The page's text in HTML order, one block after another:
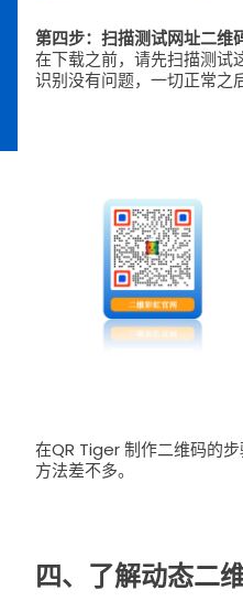
第四步：扫描测试网址二维
在下载之前，请先扫描测试
识别没有问题，一切正常之
在QR Tiger 制作二维码的
方法差不多。
四、了解动态二